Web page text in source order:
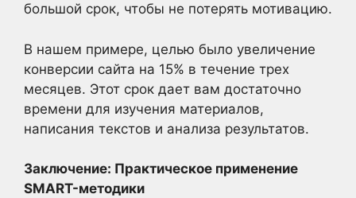
большой срок, чтобы не потерять мотивацию.
В нашем примере, целью было увеличение
конверсии сайта на 15% в течение трех
месяцев. Этот срок дает вам достаточно
времени для изучения материалов,
написания текстов и анализа результатов.
Заключение: Практическое применение
SMART-методики